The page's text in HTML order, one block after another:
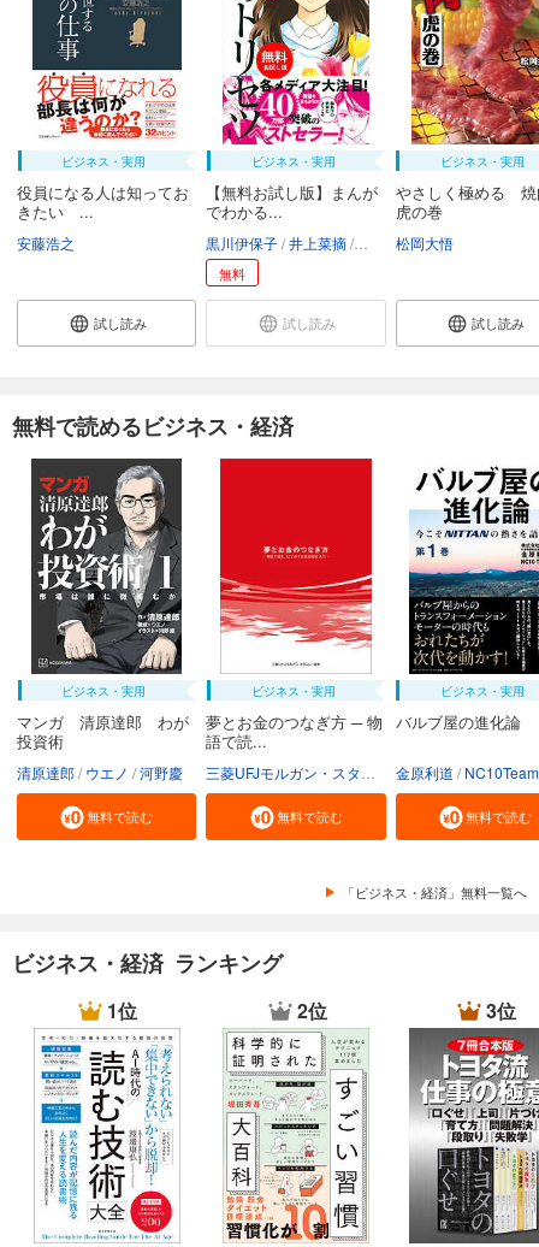
ビジネス・実用
役員になる人は知ってお
きたい ...
安藤浩之
試し読み
ビジネス・実用
【無料お試し版】まんが
でわかる...
黒川伊保子 井上菜摘 堀田純司
無料
試し読み
ビジネス・実用
やさしく極める
虎の巻
松岡大悟
試し読み
無料で読めるビジネス・経済
ビジネス・実用
マンガ 清原達郎 わが
投資術
清原達郎 ウエノ 河野慶
無料で読む
ビジネス・実用
夢とお金のつなぎ方 ─ 物
語で読...
無料で読む
ビジネス・実用
バルブ屋の進化論
金原利道 NC10Team
無料で読む
「ビジネス・経済」無料一覧へ
ビジネス・経済 ランキング
1位 2位 3位